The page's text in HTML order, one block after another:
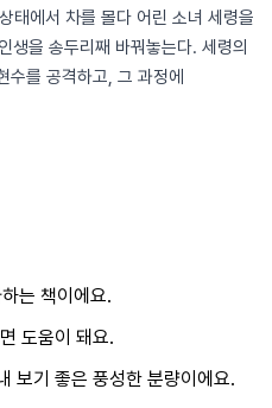
태에서 차를 몰다 어린 소녀 세령을
을 송두리째 바꿔놓는다. 세령의
수를 공격하고, 그 과정에
는 책이에요.
도움이 돼요.
보기 좋은 풍성한 분량이에요.